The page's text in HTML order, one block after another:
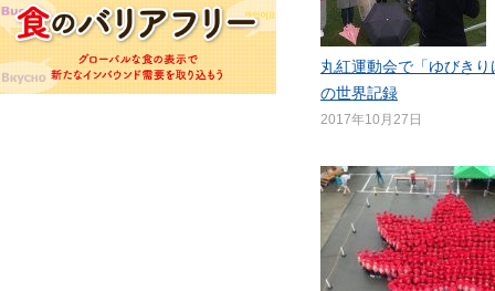
丸紅運動会で「ゆびき
の世界記録
2017年10月27日